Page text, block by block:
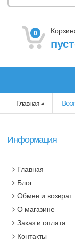
0
Главная
Информация
Главная
Блог
Обмен и возврат
О магазине
Заказ и оплата
Контакты